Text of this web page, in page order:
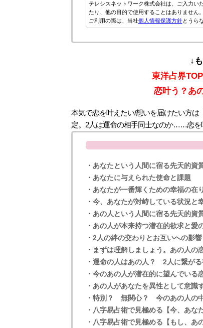
テレシスネットワーク株式会社は、ご入力い
たり、他の目的で使用することはありません。
ご利用の際は、当社個人情報保護方針とうら
↓
東洋占界
恋叶う？あ
本気で恋を叶えたい/想いを届けたい方
定。2人は運命の相手同士なのか……恋を
・あなたという人間に宿る先天的資
・あなたに与えられた使命と課題
・あなたが一番輝くための幸福の在
・今、あなたが対峙している状況と
・あの人という人間に宿る先天的資
・あの人が本来持つ潜在的欲求と愛
・2人の絆の交わりとお互いへの影響
・まずは理解しましょう。あの人の
・運命の人はあの人？ 2人に繋が
・今のあの人が潜在的に望んでいる
・あの人があなたを異性として意識
・特別？ 無関心？ 今のあの人の中
・八字易占術で見極める【今、あ
・八字易占術で見極める【もし、